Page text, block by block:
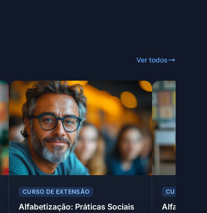
Ver todos
CURSO DE EXTENSÃO
Alfabetização: Práticas Sociais
CURSO DE